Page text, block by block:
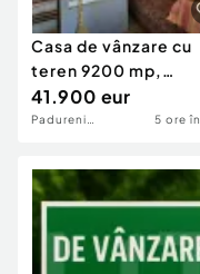
Casa de vânzare cu
teren 9200 mp,
Pădureni-
Șendriceni,...
41.900 eur
Padureni
5 ore în